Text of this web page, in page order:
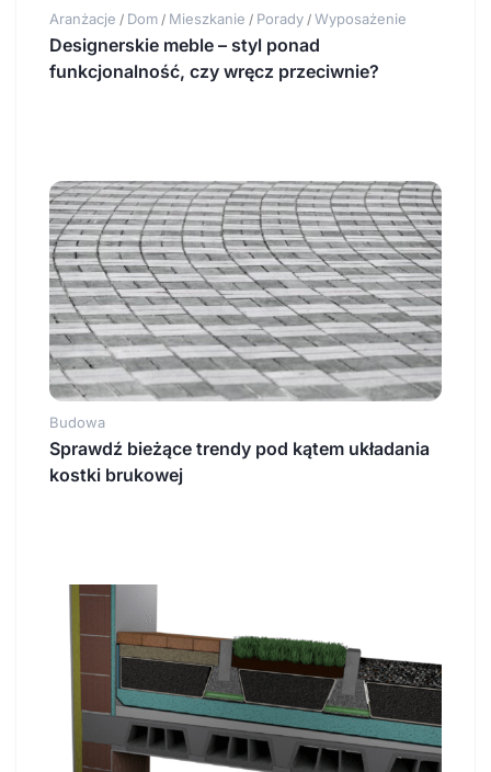
Aranżacje / Dom / Mieszkanie / Porady / Wyposażenie
Designerskie meble – styl ponad
funkcjonalność, czy wręcz przeciwnie?
Budowa
Sprawdź bieżące trendy pod kątem układania
kostki brukowej